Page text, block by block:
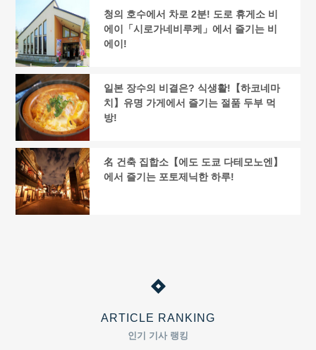
청의 호수에서 차로 2분! 도로 휴게소 비
에이「시로가네비루케」에서 즐기는 비
에이!
일본 장수의 비결은? 식생활!【하코네마
치】유명 가게에서 즐기는 절품 두부 먹
방!
名 건축 집합소【에도 도쿄 다테모노엔】
에서 즐기는 포토제닉한 하루!
ARTICLE RANKING
인기 기사 랭킹